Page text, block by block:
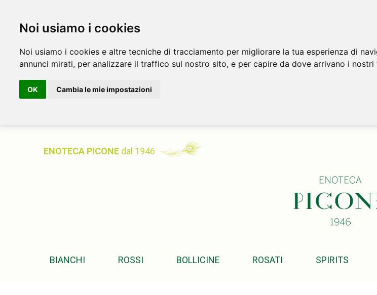
Noi usiamo i cookies
Noi usiamo i cookies e altre tecniche di tracciamento per migliorare la tua esperienza di
annunci mirati, per analizzare il traffico sul nostro sito, e per capire da dove arrivano i nostri
OK Cambia le mie impostazioni
ENOTECA PICONE dal 1946
BIANCHI ROSSI BOLLICINE ROSATI SPIRITS